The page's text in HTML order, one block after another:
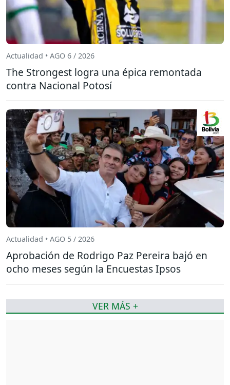
Actualidad • AGO 6 / 2026
The Strongest logra una épica remontada
contra Nacional Potosí
Actualidad • AGO 5 / 2026
Aprobación de Rodrigo Paz Pereira bajó en
ocho meses según la Encuestas Ipsos
VER MÁS +